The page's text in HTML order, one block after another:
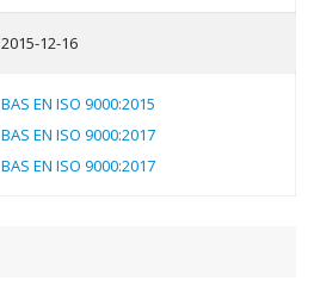
2015-12-16
BAS EN ISO 9000:2015
BAS EN ISO 9000:2017
BAS EN ISO 9000:2017